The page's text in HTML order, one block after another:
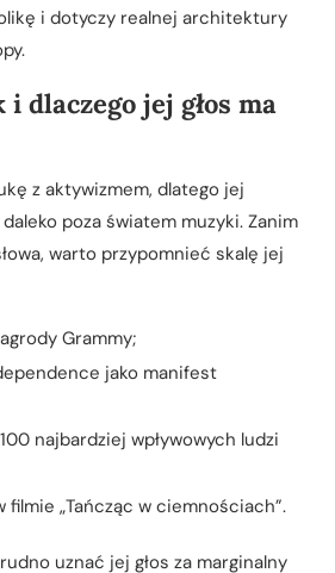
i dotyczy realnej architektury
dlaczego jej głos ma
z aktywizmem, dlatego jej
poza światem muzyki. Zanim
warto przypomnieć skalę jej
Grammy;
jako manifest
najbardziej wpływowych ludzi
filmie „Tańcząc w ciemnościach”.
uznać jej głos za marginalny